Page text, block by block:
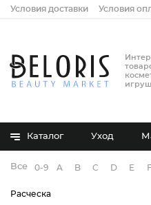
Условия доставки Условия
Каталог Уход
Все бренды
0-9 A B C D E F
Расческа